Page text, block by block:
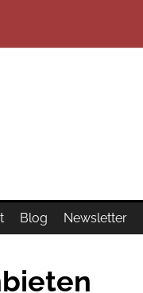
Blog Newsletter